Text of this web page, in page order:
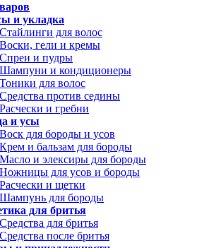
и укладка
Стайлинги для волос
Воски, гели и кремы
Спреи и пудры
Шампуни и кондиционеры
Тоники для волос
Средства против седины
Расчески и гребни
и усы
Воск для бороды и усов
Крем и бальзам для бороды
Масло и элексиры для бороды
Ножницы для усов и бороды
Расчески и щетки
Шампунь для бороды
для бритья
Средства для бритья
Средства после бритья